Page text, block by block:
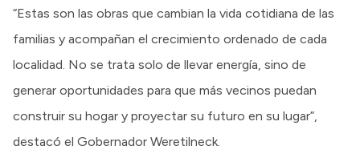
“Estas son las obras que cambian la vida cotidiana de las
familias y acompañan el crecimiento ordenado de cada
localidad. No se trata solo de llevar energía, sino de
generar oportunidades para que más vecinos puedan
construir su hogar y proyectar su futuro en su lugar”,
destacó el Gobernador Weretilneck.